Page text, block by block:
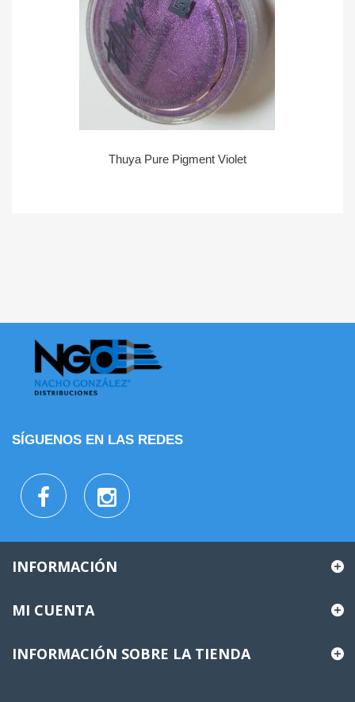
Thuya Pure Pigment Violet
SÍGUENOS EN LAS REDES
INFORMACIÓN
MI CUENTA
INFORMACIÓN SOBRE LA TIENDA